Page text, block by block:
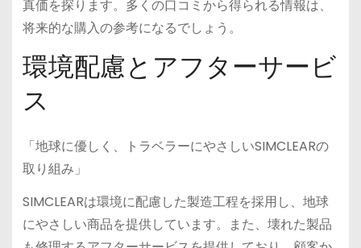
真価を探ります。多くの口コミから得られる情報は、
将来的な購入の参考になるでしょう。
環境配慮とアフターサービ
ス
「地球に優しく、トラベラーにやさしいSIMCLEARの
取り組み」
SIMCLEARは環境に配慮した製造工程を採用し、地球
にやさしい商品を提供しています。また、壊れた製品